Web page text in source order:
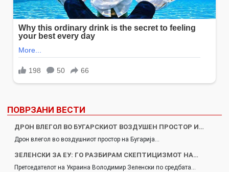
ПОВРЗАНИ ВЕСТИ
ДРОН ВЛЕГОЛ ВО БУГАРСКИОТ ВОЗДУШЕН ПРОСТОР И…
Дрон влегол во воздушниот простор на Бугарија…
ЗЕЛЕНСКИ ЗА ЕУ: ГО РАЗБИРАМ СКЕПТИЦИЗМОТ НА…
Претседателот на Украина Володимир Зеленски по средбата…